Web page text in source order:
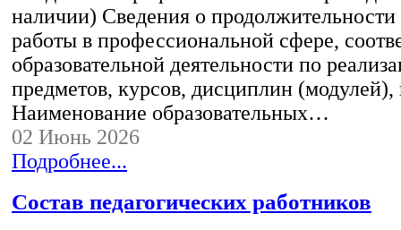
наличии) Сведения о
работы в профессиональной сфере,
образовательной деятельности по
предметов, курсов, дисциплин (модулей),
Наименование образовательных…
02 Июнь 2026
Подробнее...
Состав педагогических работников